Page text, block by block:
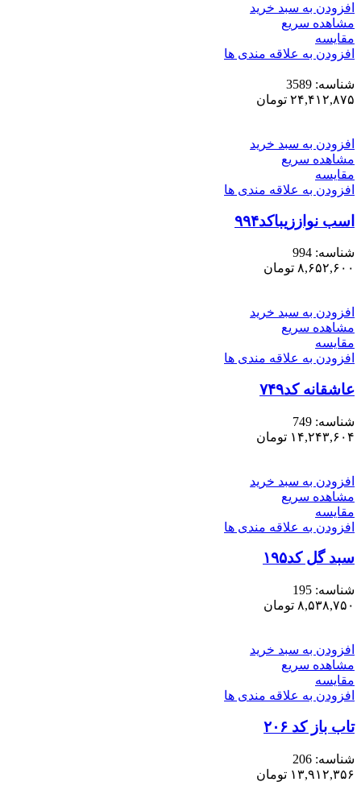
افزودن به سبد خرید
مشاهده سریع
مقایسه
افزودن به علاقه مندی ها
شناسه: 3589
۲۴,۴۱۲,۸۷۵ تومان
افزودن به سبد خرید
مشاهده سریع
مقایسه
افزودن به علاقه مندی ها
اسب نواززیباکد۹۹۴
شناسه: 994
۸,۶۵۲,۶۰۰ تومان
افزودن به سبد خرید
مشاهده سریع
مقایسه
افزودن به علاقه مندی ها
عاشقانه کد۷۴۹
شناسه: 749
۱۴,۲۴۳,۶۰۴ تومان
افزودن به سبد خرید
مشاهده سریع
مقایسه
افزودن به علاقه مندی ها
سبد گل کد۱۹۵
شناسه: 195
۸,۵۳۸,۷۵۰ تومان
افزودن به سبد خرید
مشاهده سریع
مقایسه
افزودن به علاقه مندی ها
تاب باز کد ۲۰۶
شناسه: 206
۱۳,۹۱۲,۳۵۶ تومان